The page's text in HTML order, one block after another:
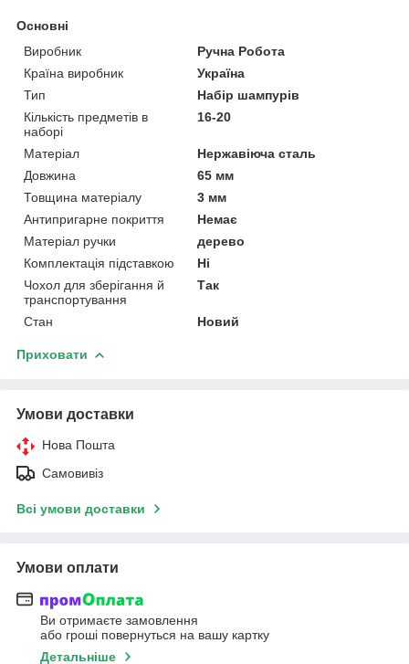
Основні
Виробник
Ручна Робота
Країна виробник
Україна
Тип
Набір шампурів
Кількість предметів в
наборі
16-20
Матеріал
Нержавіюча сталь
Довжина
65 мм
Товщина матеріалу
3 мм
Антипригарне покриття
Немає
Матеріал ручки
дерево
Комплектація підставкою
Ні
Чохол для зберігання й
транспортування
Так
Стан Новий
Приховати
Умови доставки
Нова Пошта
Самовивіз
Всі умови доставки
Умови оплати
Ви отримаєте замовлення
або гроші повернуться на вашу картку
Детальніше